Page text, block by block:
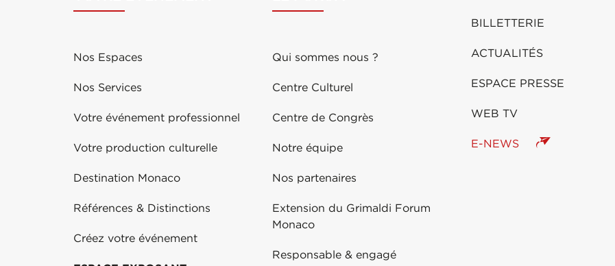
Nos Espaces
Nos Services
Votre événement professionnel
Votre production culturelle
Destination Monaco
Références & Distinctions
Créez votre événement
Qui sommes nous ?
Centre Culturel
Centre de Congrès
Notre équipe
Nos partenaires
Extension du Grimaldi Forum
Monaco
Responsable & engagé
BILLETTERIE
ACTUALITÉS
ESPACE PRESSE
WEB TV
E-NEWS